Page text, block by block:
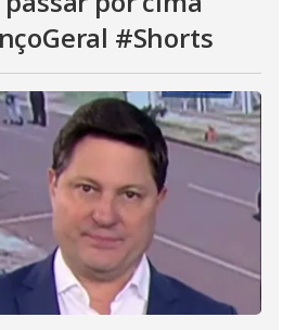
#Shorts